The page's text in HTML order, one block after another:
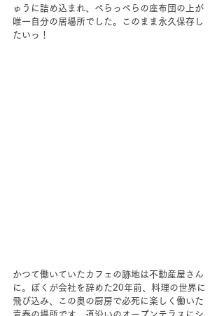
ゅうに詰め込まれ、ぺらっぺらの座布団の上が
唯一自分の居場所でした。このまま永久保存し
たいっ！
かつて働いていたカフェの跡地は不動産屋さん
に。ぼくが会社を辞めた20年前、料理の世界に
飛び込み、この奥の厨房で必死に楽しく働いた
青春の場所です。道沿いのオープンテラスにシ